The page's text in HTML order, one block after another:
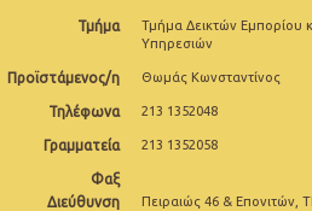
2o Τρίμηνο 2023
4o Τρίμηνο 2022
3o Τρίμηνο 2022
2o Τρίμηνο 2022
Τμήμα
Τμήμα Δεικτών Εμπορίου
Υπηρεσιών
Προϊστάμενος/η Θωμάς Κωνσταντίνος
Τηλέφωνα 213 1352048
Γραμματεία 213 1352058
Φαξ
Διεύθυνση
Πειραιώς 46 & Επονιτών,